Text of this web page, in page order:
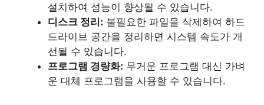
설치하여 성능이 향상될 수 있습니다.
디스크 정리: 불필요한 파일을 삭제하여 하드
드라이브 공간을 정리하면 시스템 속도가 개
선될 수 있습니다.
프로그램 경량화: 무거운 프로그램 대신 가벼
운 대체 프로그램을 사용할 수 있습니다.